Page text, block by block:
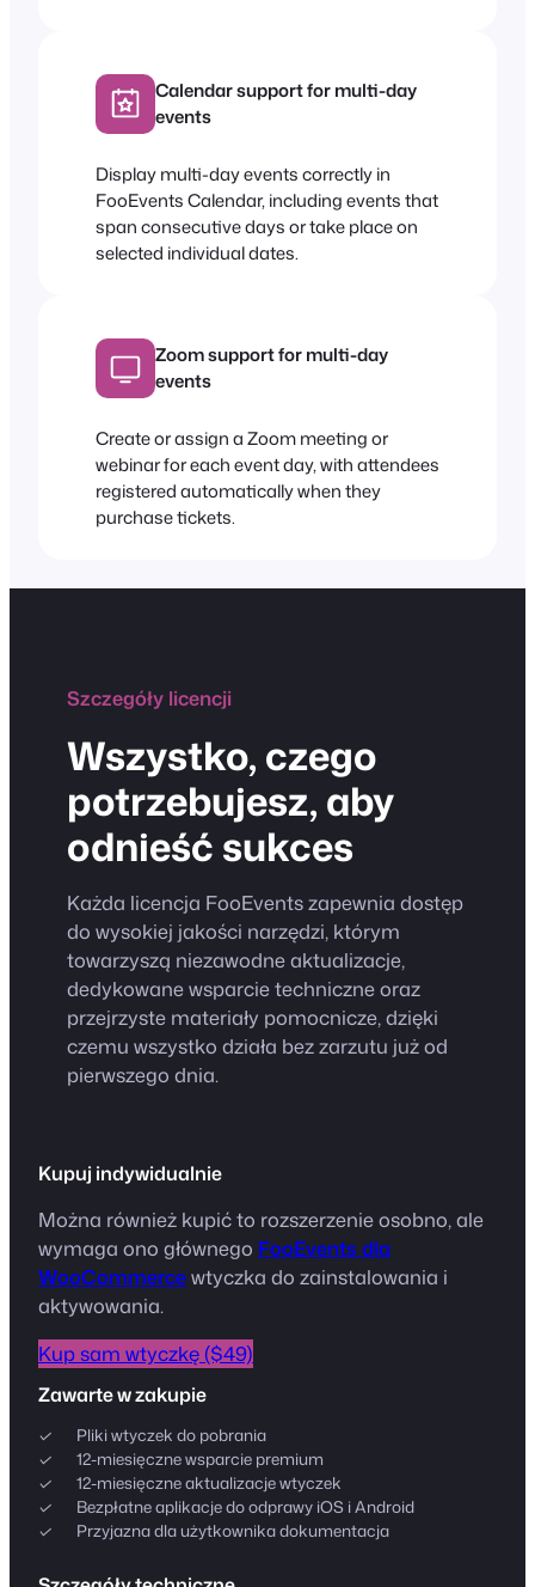
Calendar support for multi-day
events
Display multi-day events correctly in
FooEvents Calendar, including events that
span consecutive days or take place on
selected individual dates.
Zoom support for multi-day
events
Create or assign a Zoom meeting or
webinar for each event day, with attendees
registered automatically when they
purchase tickets.
Szczegóły licencji
Wszystko, czego
potrzebujesz, aby
odnieść sukces
Każda licencja FooEvents zapewnia dostęp
do wysokiej jakości narzędzi, którym
towarzyszą niezawodne aktualizacje,
dedykowane wsparcie techniczne oraz
przejrzyste materiały pomocnicze, dzięki
czemu wszystko działa bez zarzutu już od
pierwszego dnia.
Kupuj indywidualnie
Można również kupić to rozszerzenie osobno, ale
wymaga ono głównego FooEvents dla
WooCommercewtyczka do zainstalowania i
aktywowania.
Kup sam wtyczkę ($49)
Zawarte w zakupie
Pliki wtyczek do pobrania
12-miesięczne wsparcie premium
12-miesięczne aktualizacje wtyczek
Bezpłatne aplikacje do odprawy iOS i Android
Przyjazna dla użytkownika dokumentacja